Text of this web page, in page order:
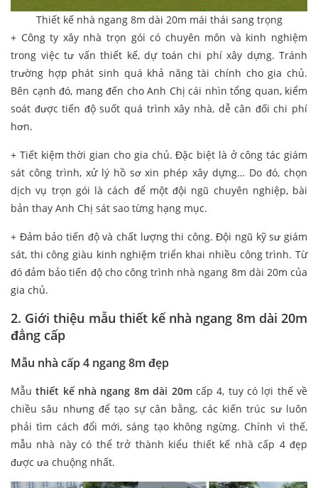
Thiết kế nhà ngang 8m dài 20m mái thái sang trọng
+ Công ty xây nhà trọn gói có chuyên môn và kinh nghiệm
trong việc tư vấn thiết kế, dự toán chi phí xây dựng. Tránh
trường hợp phát sinh quá khả năng tài chính cho gia chủ.
Bên cạnh đó, mang đến cho Anh Chị cái nhìn tổng quan, kiểm
soát được tiến độ suốt quá trình xây nhà, dễ cân đối chi phí
hơn.
+ Tiết kiệm thời gian cho gia chủ. Đặc biệt là ở công tác giám
sát công trình, xử lý hồ sơ xin phép xây dựng… Do đó, chọn
dịch vụ trọn gói là cách để một đội ngũ chuyên nghiệp, bài
bản thay Anh Chị sát sao từng hạng mục.
+ Đảm bảo tiến độ và chất lượng thi công. Đội ngũ kỹ sư giám
sát, thi công giàu kinh nghiệm triển khai nhiều công trình. Từ
đó đảm bảo tiến độ cho công trình nhà ngang 8m dài 20m của
gia chủ.
2. Giới thiệu mẫu thiết kế nhà ngang 8m dài 20m
đẳng cấp
Mẫu nhà cấp 4 ngang 8m đẹp
Mẫuthiết kế nhà ngang 8m dài 20mcấp 4, tuy có lợi thế về
chiều sâu nhưng để tạo sự cân bằng, các kiến trúc sư luôn
phải tìm cách đổi mới, sáng tạo không ngừng. Chính vì thế,
mẫu nhà này có thể trở thành kiểu thiết kế nhà cấp 4 đẹp
được ưa chuộng nhất.